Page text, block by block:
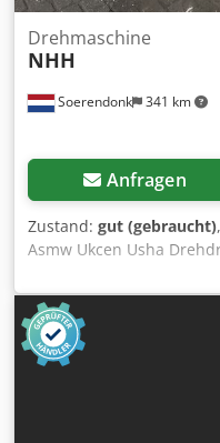
Soerendonk 341 km
Drehmaschine
NHH
Anfragen
Zustand: gut (gebraucht)
Asmw Ukcen Usha
Drehdurchmesser
Drehlänge: 600 mm
Durchmesser Futter:
Abmasse: 150x85x155 cm